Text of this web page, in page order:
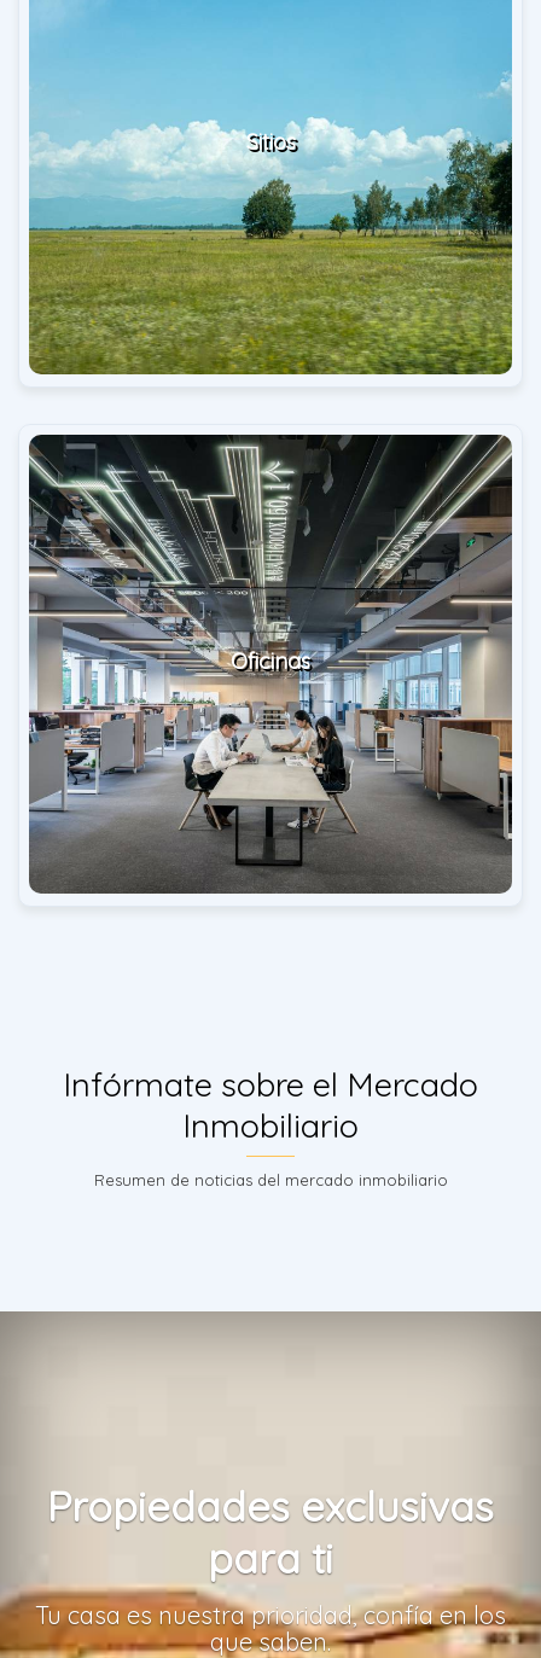
Sitios
Oficinas
Infórmate sobre el Mercado
Inmobiliario
Resumen de noticias del mercado inmobiliario
Propiedades exclusivas
para ti
Tu casa es nuestra prioridad, confía en los
que saben.